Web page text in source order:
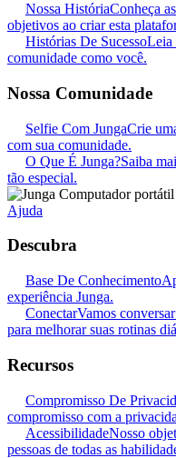
Nossa HistóriaConheça
objetivos ao criar esta
Histórias De SucessoLeia
comunidade como você.
Nossa Comunidade
Selfie Com JungaCrie
com sua comunidade.
O Que É Junga?Saiba
tão especial.
Ajuda
Descubra
Base De Conhecimento
experiência Junga.
ConectarVamos
para melhorar suas rotinas
Recursos
Compromisso De
compromisso com a
AcessibilidadeNosso
pessoas de todas as